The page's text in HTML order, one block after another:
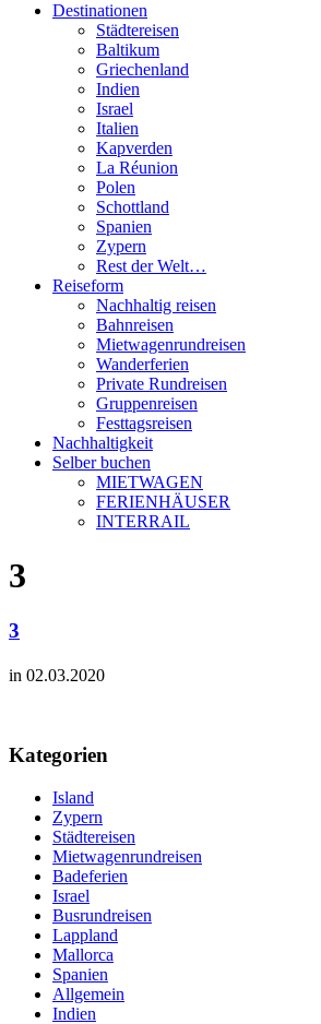
Destinationen
Städtereisen
Baltikum
Griechenland
Indien
Israel
Italien
Kapverden
La Réunion
Polen
Schottland
Spanien
Zypern
Rest der Welt…
Reiseform
Nachhaltig reisen
Bahnreisen
Mietwagenrundreisen
Wanderferien
Private Rundreisen
Gruppenreisen
Festtagsreisen
Nachhaltigkeit
Selber buchen
MIETWAGEN
FERIENHÄUSER
INTERRAIL
3
3
in 02.03.2020
Kategorien
Island
Zypern
Städtereisen
Mietwagenrundreisen
Badeferien
Israel
Busrundreisen
Lappland
Mallorca
Spanien
Allgemein
Indien